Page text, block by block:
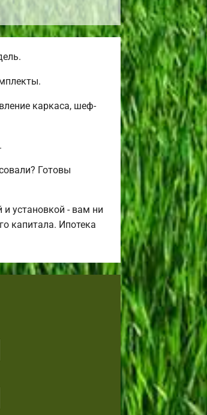
каркаса, шеф-
Готовы
установкой - вам ни
капитала. Ипотека